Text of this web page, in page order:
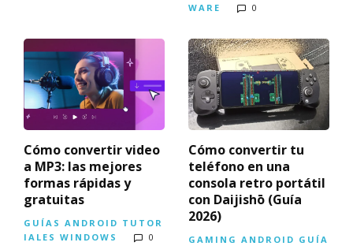
WARE
0
Cómo convertir video
a MP3: las mejores
formas rápidas y
gratuitas
GUÍAS ANDROID TUTOR
IALES WINDOWS 0
Cómo convertir tu
teléfono en una
consola retro portátil
con Daijishō (Guía
2026)
GAMING ANDROID GUÍA